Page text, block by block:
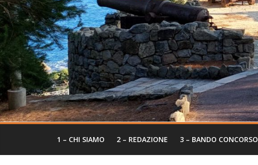
1 – CHI SIAMO 2 – REDAZIONE 3 – BANDO CONCORSO